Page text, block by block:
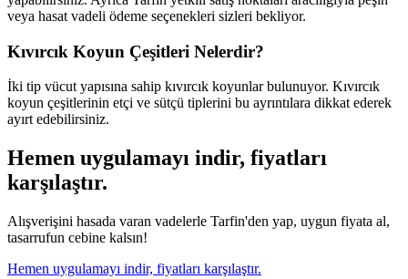
veya hasat vadeli ödeme seçenekleri sizleri bekliyor.
Kıvırcık Koyun Çeşitleri Nelerdir?
İki tip vücut yapısına sahip kıvırcık koyunlar bulunuyor. Kıvırcık
koyun çeşitlerinin etçi ve sütçü tiplerini bu ayrıntılara dikkat ederek
ayırt edebilirsiniz.
Hemen uygulamayı indir, fiyatları
karşılaştır.
Alışverişini hasada varan vadelerle Tarfin'den yap, uygun fiyata al,
tasarrufun cebine kalsın!
Hemen uygulamayı indir, fiyatları karşılaştır.